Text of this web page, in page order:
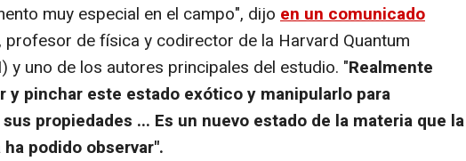
muy especial en el campo", dijo en un comunicado
profesor de física y codirector de la Harvard Quantum
y uno de los autores principales del estudio. "Realmente
y pinchar este estado exótico y manipularlo para
propiedades ... Es un nuevo estado de la materia que la
podido observar".